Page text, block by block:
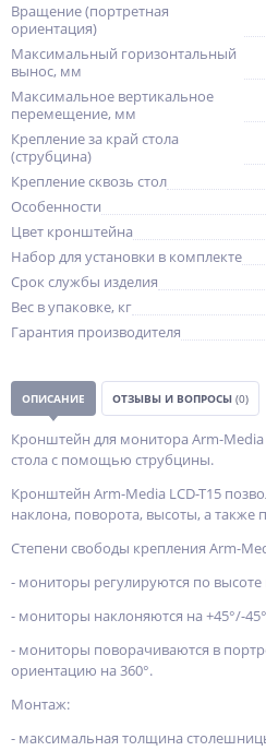
Вращение (портретная
ориентация)
Максимальный горизонтальный
вынос, мм
Максимальное вертикальное
перемещение, мм
Крепление за край стола
(струбцина)
Крепление сквозь стол
Особенности
Цвет кронштейна
Набор для установки в комплекте
Срок службы изделия
Вес в упаковке, кг
Гарантия производителя
ОПИСАНИЕ ОТЗЫВЫ И ВОПРОСЫ (0)
Кронштейн для монитора Arm-Media
стола с помощью струбцины.
Кронштейн Arm-Media LCD-T15
наклона, поворота, высоты, а
Степени свободы крепления Arm-
- мониторы регулируются по высоте
- мониторы наклоняются на +45°/-
- мониторы поворачиваются в
ориентацию на 360°.
Монтаж:
- максимальная толщина